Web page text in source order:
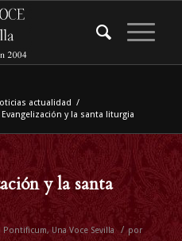
actualidad /
Evangelización y la santa liturgia
y la santa
Pontificum, Una Voce Sevilla / por